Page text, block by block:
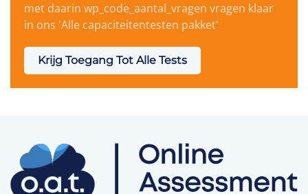
met daarin wp_code_aantal_vragen vragen klaar
in ons 'Alle capaciteitentesten pakket'
Krijg Toegang Tot Alle Tests